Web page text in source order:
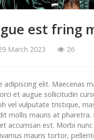
est fring
March 2023 26
elit. Maecenas
et augue sollicitudin
vel vulputate tristique,
mollis mauris at
accumsan est. Morbi
mauris tortor,